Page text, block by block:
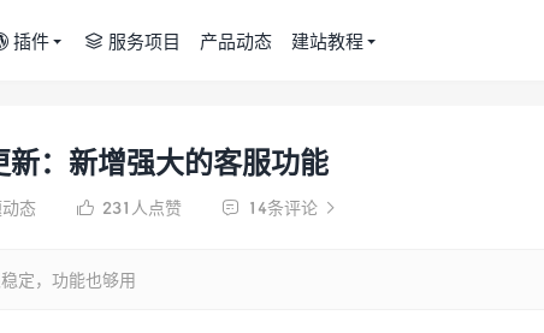
插件  服务项目 产品动态 建站教程
：新增强大的客服功能
态  231 人点赞  14条评论 
定，功能也够用